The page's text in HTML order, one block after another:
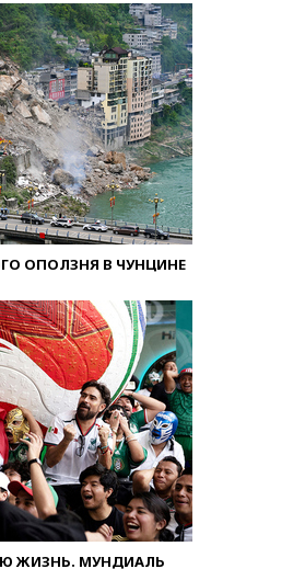
ОПОЛЗНЯ В ЧУНЦИНЕ
ЖИЗНЬ. МУНДИАЛЬ